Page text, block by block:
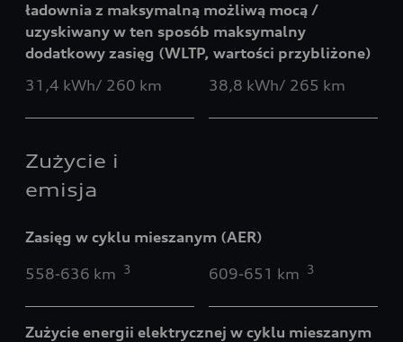
ładownia z maksymalną możliwą mocą /
uzyskiwany w ten sposób maksymalny
dodatkowy zasięg (WLTP, wartości przybliżone)
31,4 kWh/ 260 km
38,8 kWh/ 265 km
Zużycie i
emisja
Zasięg w cyklu mieszanym (AER)
558-636 km 3 609-651 km 3
Zużycie energii elektrycznej w cyklu mieszanym